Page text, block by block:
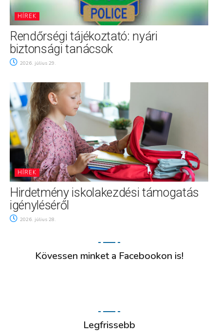
HÍREK
Rendőrségi tájékoztató: nyári
biztonsági tanácsok
2026. július 29.
HÍREK
Hirdetmény iskolakezdési támogatás
igényléséről
2026. július 28.
Kövessen minket a Facebookon is!
Legfrissebb